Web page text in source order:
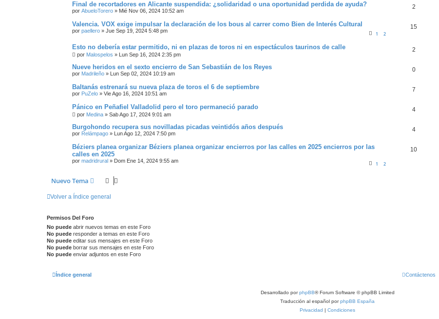
Final de recortadores en Alicante suspendida: ¿solidaridad o una oportunidad perdida de ayuda?
por AbueloTorero » Mié Nov 06, 2024 10:52 am
2
Valencia. VOX exige impulsar la declaración de los bous al carrer como Bien de Interés Cultural
por paellero » Jue Sep 19, 2024 5:48 pm 1 2
15
Esto no debería estar permitido, ni en plazas de toros ni en espectáculos taurinos de calle
por Malospelos » Lun Sep 16, 2024 2:35 pm
2
Nueve heridos en el sexto encierro de San Sebastián de los Reyes
por Madrileño » Lun Sep 02, 2024 10:19 am
0
Baltanás estrenará su nueva plaza de toros el 6 de septiembre
por PuZelo » Vie Ago 16, 2024 10:51 am
7
Pánico en Peñafiel Valladolid pero el toro permaneció parado
por Medina » Sab Ago 17, 2024 9:01 am
4
Burgohondo recupera sus novilladas picadas veintidós años después
por Relámpago » Lun Ago 12, 2024 7:50 pm
4
Béziers planea organizar Béziers planea organizar encierros por las calles en 2025 encierros por las
calles en 2025
por madridrural » Dom Ene 14, 2024 9:55 am 1 2
10
Nuevo Tema
Volver a Índice general
Permisos Del Foro
No puede abrir nuevos temas en este Foro
No puede responder a temas en este Foro
No puede editar sus mensajes en este Foro
No puede borrar sus mensajes en este Foro
No puede enviar adjuntos en este Foro
Índice general Contáctenos
Desarrollado porphpBB® Forum Software © phpBB Limited
Traducción al español porphpBB España
Privacidad | Condiciones